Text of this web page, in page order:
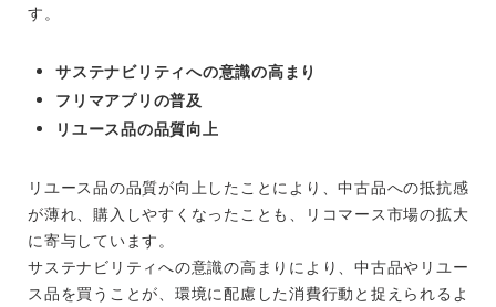
す。
サステナビリティへの意識の高まり
フリマアプリの普及
リユース品の品質向上
リユース品の品質が向上したことにより、中古品への抵抗感
が薄れ、購入しやすくなったことも、リコマース市場の拡大
に寄与しています。
サステナビリティへの意識の高まりにより、中古品やリユー
ス品を買うことが、環境に配慮した消費行動と捉えられるよ